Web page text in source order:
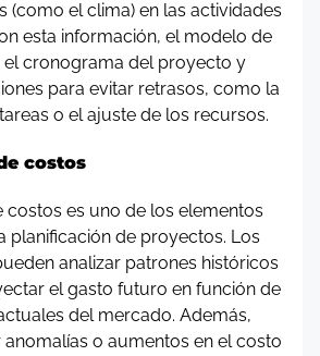
(como el clima) en las actividades
esta información, el modelo de
el cronograma del proyecto y
para evitar retrasos, como la
o el ajuste de los recursos.
costos
costos es uno de los elementos
planificación de proyectos. Los
analizar patrones históricos
el gasto futuro en función de
del mercado. Además,
o aumentos en el costo